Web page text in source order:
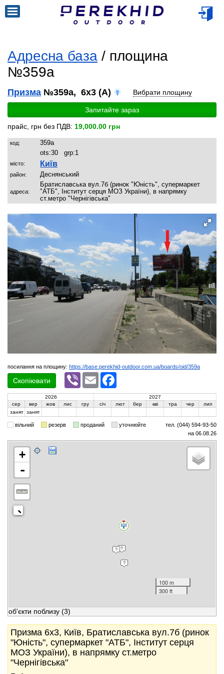
Адресна база / площина
№359a
Призма №359a, 6x3 (A) Вибрати площину
Запитайте зараз
прайс, грн без ПДВ: 19,000.00 грн
код:
359a
ots:30 grp:1
місто: Київ
район: Деснянський
адреса:
Братиславська вул.7б (ринок "Юність", супермаркет
"АТБ", Інститут серця МОЗ України), в напрямку
ст.метро "Чернігівська"
посилання на площину: https://base.perekhid-outdoor.com.ua/boards/oid/359a
Скопіювати
Viber Email
2026
2027
сер
вер жов лис гру січ лют бер кві тра чер
лип
занят занят
вільний резерв проданий уточнюйте
тел. (044) 594-93-50
на 06.08.26
+
-
100 m
300 ft
об'єкти поблизу (3)
Призма 6x3, Київ, Братиславська вул.7б (ринок
"Юність", супермаркет "АТБ", Інститут серця
МОЗ України), в напрямку ст.метро
"Чернігівська"